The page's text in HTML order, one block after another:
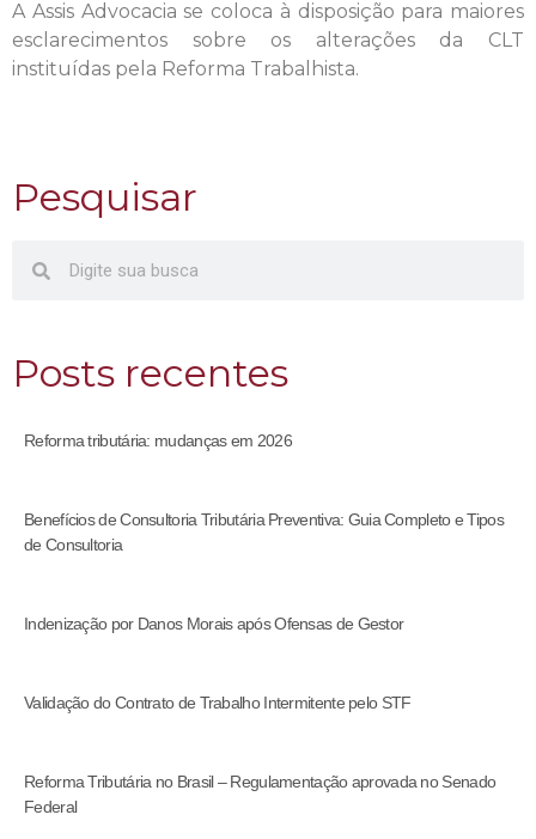
A Assis Advocacia se coloca à disposição para maiores
esclarecimentos sobre os alterações da CLT
instituídas pela Reforma Trabalhista.
Pesquisar
Posts recentes
Reforma tributária: mudanças em 2026
Benefícios de Consultoria Tributária Preventiva: Guia Completo e Tipos
de Consultoria
Indenização por Danos Morais após Ofensas de Gestor
Validação do Contrato de Trabalho Intermitente pelo STF
Reforma Tributária no Brasil – Regulamentação aprovada no Senado
Federal